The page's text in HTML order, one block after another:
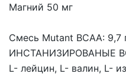
Магний 50 мг
Смесь Mutant BCAA: 9,7
ИНСТАНИЗИРОВАНЫЕ
L- лейцин, L- валин, L-